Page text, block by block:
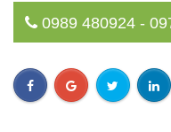
0989 480924 -